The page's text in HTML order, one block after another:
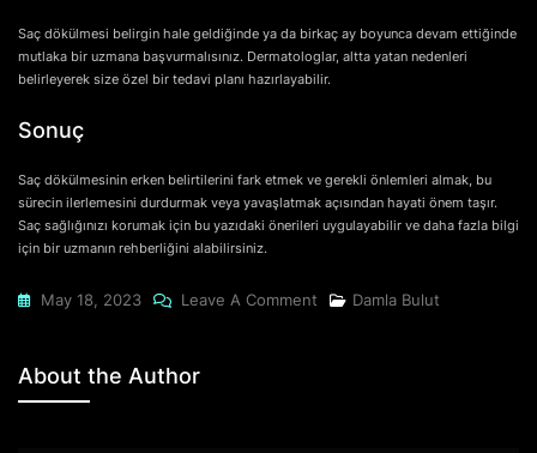
Saç dökülmesi belirgin hale geldiğinde ya da birkaç ay boyunca devam ettiğinde
mutlaka bir uzmana başvurmalısınız. Dermatologlar, altta yatan nedenleri
belirleyerek size özel bir tedavi planı hazırlayabilir.
Sonuç
Saç dökülmesinin erken belirtilerini fark etmek ve gerekli önlemleri almak, bu
sürecin ilerlemesini durdurmak veya yavaşlatmak açısından hayati önem taşır.
Saç sağlığınızı korumak için bu yazıdaki önerileri uygulayabilir ve daha fazla bilgi
için bir uzmanın rehberliğini alabilirsiniz.
May 18, 2023 Leave A Comment On
Damla Bulut
About the Author